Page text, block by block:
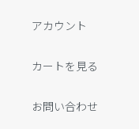
アカウント
カートを見る
お問い合わせ